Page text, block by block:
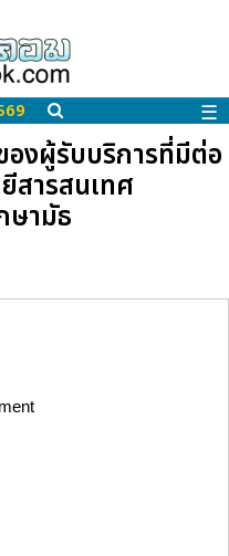
☰
งผู้รับบริการที่มีต่อ
สารสนเทศ
ษามัธ